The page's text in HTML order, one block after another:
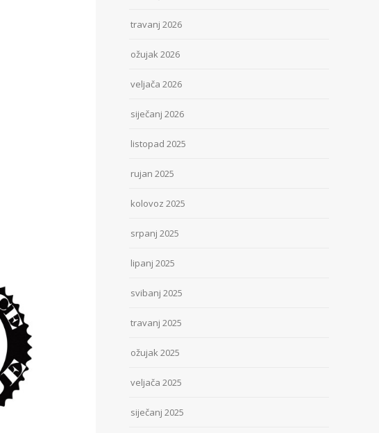
travanj 2026
ožujak 2026
veljača 2026
siječanj 2026
listopad 2025
rujan 2025
kolovoz 2025
srpanj 2025
lipanj 2025
svibanj 2025
travanj 2025
ožujak 2025
veljača 2025
siječanj 2025